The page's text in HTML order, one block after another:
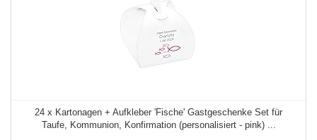
24 x Kartonagen + Aufkleber 'Fische' Gastgeschenke Set für
Taufe, Kommunion, Konfirmation (personalisiert - pink) ...